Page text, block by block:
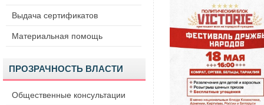
Выдача сертификатов
Материальная помощь
ПРОЗРАЧНОСТЬ ВЛАСТИ
Общественные консультации